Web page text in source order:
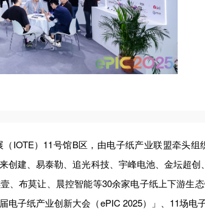
IOTE）11号馆B区，由电子纸产业联盟牵头
创建、易泰勒、追光科技、宇峰电池、金坛超
、布莫让、晨控智能等30余家电子纸上下游生
电子纸产业创新大会（ePIC 2025）」、11场